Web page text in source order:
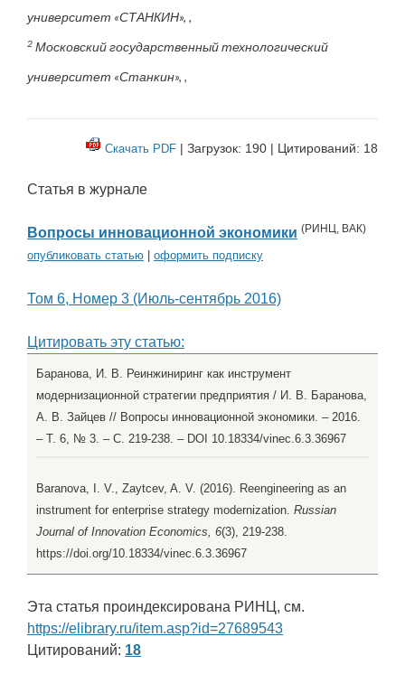
университет «СТАНКИН», ,
2 Московский государственный технологический
университет «Станкин», ,
Скачать PDF | Загрузок: 190 | Цитирований: 18
Статья в журнале
Вопросы инновационной экономики (РИНЦ, ВАК)
опубликовать статью оформить подписку
Том 6, Номер 3 (Июль-сентябрь 2016)
Цитировать эту статью:
Баранова, И. В. Реинжиниринг как инструмент
модернизационной стратегии предприятия / И. В. Баранова,
А. В. Зайцев // Вопросы инновационной экономики. – 2016.
– Т. 6, № 3. – С. 219-238. – DOI 10.18334/vinec.6.3.36967
Baranova, I. V., Zaytcev, A. V. (2016). Reengineering as an
instrument for enterprise strategy modernization. Russian
Journal of Innovation Economics, 6(3), 219-238.
https://doi.org/10.18334/vinec.6.3.36967
Эта статья проиндексирована РИНЦ, см.
https://elibrary.ru/item.asp?id=27689543
Цитирований: 18